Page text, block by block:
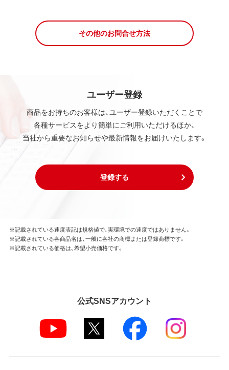
その他のお問合せ方法
ユーザー登録
商品をお持ちのお客様は、ユーザー登録いただくことで
各種サービスをより簡単にご利用いただけるほか、
当社から重要なお知らせや最新情報をお届けいたします。
登録する
※記載されている速度表記は規格値で、実環境での速度ではありません。
※記載されている各商品名は、一般に各社の商標または登録商標です。
※記載されている価格は、希望小売価格です。
公式SNSアカウント